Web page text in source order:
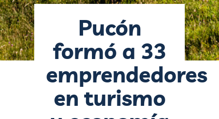
Pucón
formó a 33
emprendedores
en turismo